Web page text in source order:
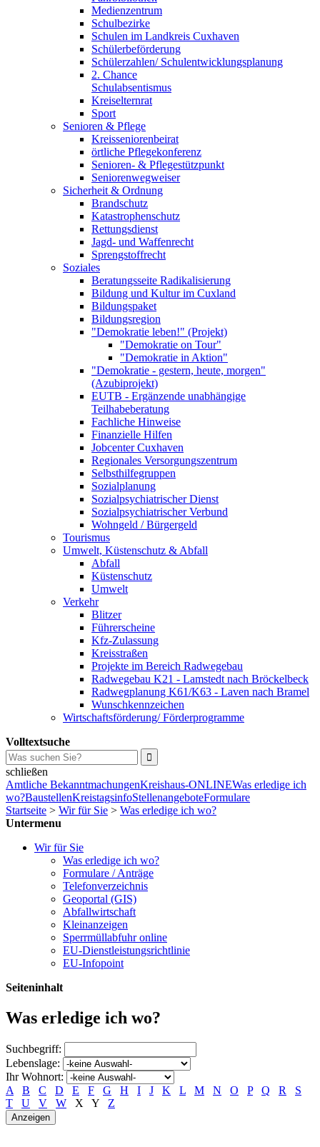
Medienzentrum
Schulbezirke
Schulen im Landkreis Cuxhaven
Schülerbeförderung
Schülerzahlen/ Schulentwicklungsplanung
2. Chance
Schulabsentismus
Kreiselternrat
Sport
Senioren & Pflege
Kreisseniorenbeirat
örtliche Pflegekonferenz
Senioren- & Pflegestützpunkt
Seniorenwegweiser
Sicherheit & Ordnung
Brandschutz
Katastrophenschutz
Rettungsdienst
Jagd- und Waffenrecht
Sprengstoffrecht
Soziales
Beratungsseite Radikalisierung
Bildung und Kultur im Cuxland
Bildungspaket
Bildungsregion
"Demokratie leben!" (Projekt)
"Demokratie on Tour"
"Demokratie in Aktion"
"Demokratie - gestern, heute, morgen"
(Azubiprojekt)
EUTB - Ergänzende unabhängige
Teilhabeberatung
Fachliche Hinweise
Finanzielle Hilfen
Jobcenter Cuxhaven
Regionales Versorgungszentrum
Selbsthilfegruppen
Sozialplanung
Sozialpsychiatrischer Dienst
Sozialpsychiatrischer Verbund
Wohngeld / Bürgergeld
Tourismus
Umwelt, Küstenschutz & Abfall
Abfall
Küstenschutz
Umwelt
Verkehr
Blitzer
Führerscheine
Kfz-Zulassung
Kreisstraßen
Projekte im Bereich Radwegebau
Radwegebau K21 - Lamstedt nach Bröckelbeck
Radwegplanung K61/K63 - Laven nach Bramel
Wunschkennzeichen
Wirtschaftsförderung/ Förderprogramme
Volltextsuche
schließen
Amtliche BekanntmachungenKreishaus-ONLINEWas erledige ich
wo?BaustellenKreistagsinfoStellenangeboteFormulare
Startseite > Wir für Sie > Was erledige ich wo?
Untermenu
Wir für Sie
Was erledige ich wo?
Formulare / Anträge
Telefonverzeichnis
Geoportal (GIS)
Abfallwirtschaft
Kleinanzeigen
Sperrmüllabfuhr online
EU-Dienstleistungsrichtlinie
EU-Infopoint
Seiteninhalt
Was erledige ich wo?
Suchbegriff:
Lebenslage:
Ihr Wohnort:
A
B C D E F G H I J K L M N O P Q R
S
T
U V W X Y Z